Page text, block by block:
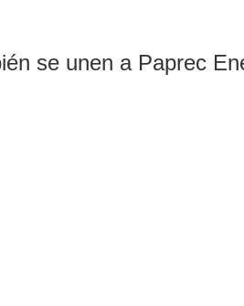
se unen a Paprec